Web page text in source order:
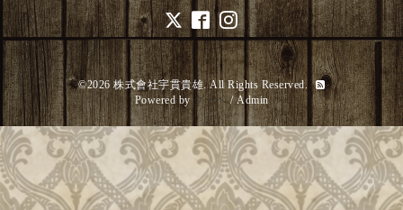
©2026 株式會社宇貫貴雄. All Rights Reserved.
Powered by グーペ/Admin